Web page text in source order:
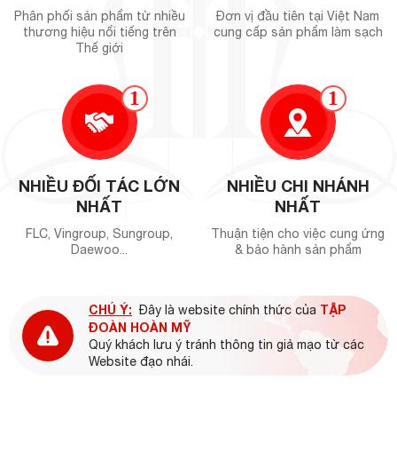
Phân phối sản phẩm từ nhiều
thương hiệu nổi tiếng trên
Thế giới
Đơn vị đầu tiên tại Việt Nam
cung cấp sản phẩm làm sạch
1
NHIỀU ĐỐI TÁC LỚN
NHẤT
FLC, Vingroup, Sungroup,
Daewoo...
1
NHIỀU CHI NHÁNH
NHẤT
Thuận tiện cho việc cung ứng
& bảo hành sản phẩm
CHÚ Ý: Đây là website chính thức của TẬP
ĐOÀN HOÀN MỸ
Quý khách lưu ý tránh thông tin giả mạo từ các
Website đạo nhái.